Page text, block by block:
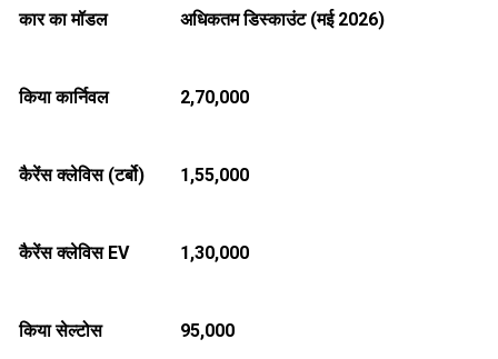
कार का मॉडल अधिकतम डिस्काउंट (मई2026)
किया कार्निवल ₹2,70,000
कैरेंस क्लेविस (टर्बो) ₹1,55,000
कैरेंस क्लेविस EV ₹1,30,000
किया सेल्टोस ₹95,000